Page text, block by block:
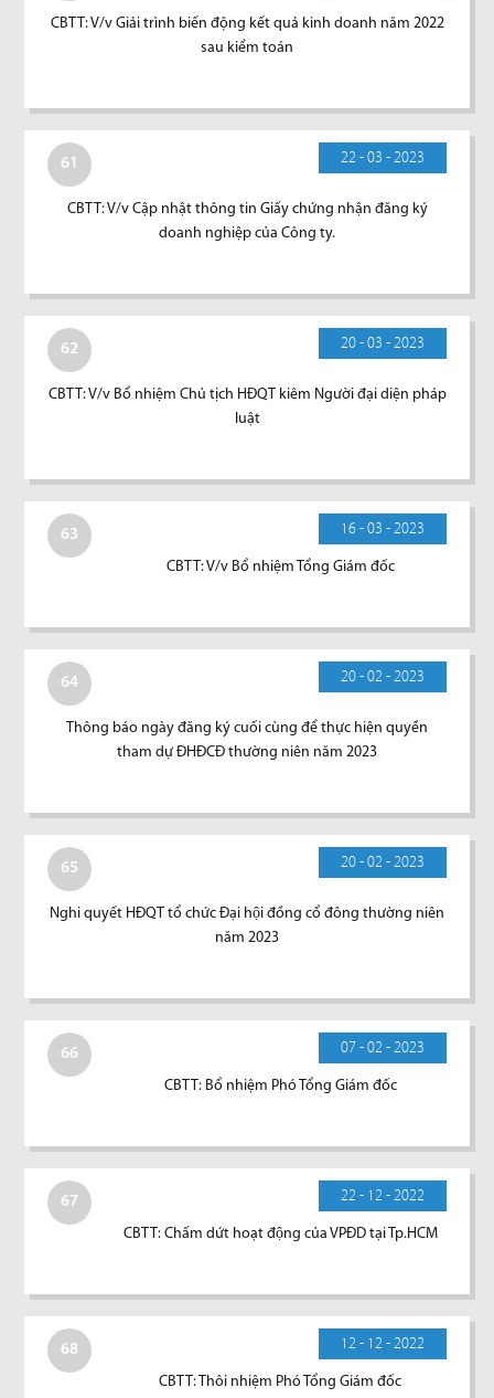
CBTT: V/v Giải trình biến động kết quả kinh doanh năm 2022
sau kiểm toán
61 22 - 03 - 2023
CBTT: V/v Cập nhật thông tin Giấy chứng nhận đăng ký
doanh nghiệp của Công ty.
62 20 - 03 - 2023
CBTT: V/v Bổ nhiệm Chủ tịch HĐQT kiêm Người đại diện pháp
luật
63 16 - 03 - 2023
CBTT: V/v Bổ nhiệm Tổng Giám đốc
64 20 - 02 - 2023
Thông báo ngày đăng ký cuối cùng để thực hiện quyền
tham dự ĐHĐCĐ thường niên năm 2023
65 20 - 02 - 2023
Nghi quyết HĐQT tổ chức Đại hội đồng cổ đông thường niên
năm 2023
66 07 - 02 - 2023
CBTT: Bổ nhiệm Phó Tổng Giám đốc
67 22 - 12 - 2022
CBTT: Chấm dứt hoạt động của VPĐD tại Tp.HCM
68 12 - 12 - 2022
CBTT: Thôi nhiệm Phó Tổng Giám đốc